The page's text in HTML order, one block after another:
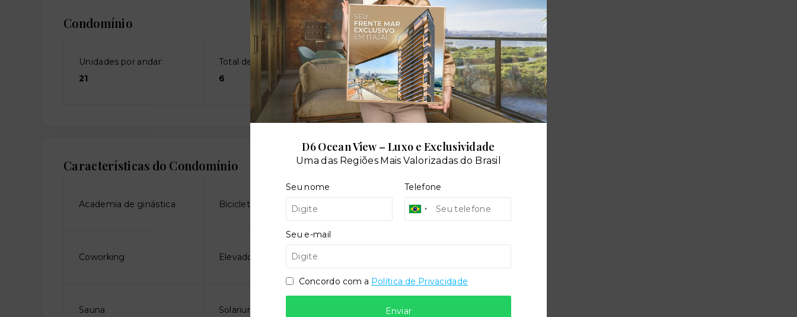
Condomínio
Unidades por andar:
21
Total de andares:
6
Características do Condomínio
Academia de ginástica Bicicletário Churrasqueira
Coworking Elevador social
Sauna Solarium
D6 Ocean View – Luxo e Exclusividade
Uma das Regiões Mais Valorizadas do Brasil
Seu nome Telefone
Seu e-mail
Concordo com a Política de Privacidade
Enviar